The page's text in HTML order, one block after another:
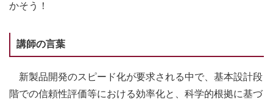
かそう！
講師の言葉
新製品開発のスピード化が要求される中で、基本設計段
階での信頼性評価等における効率化と、科学的根拠に基づ